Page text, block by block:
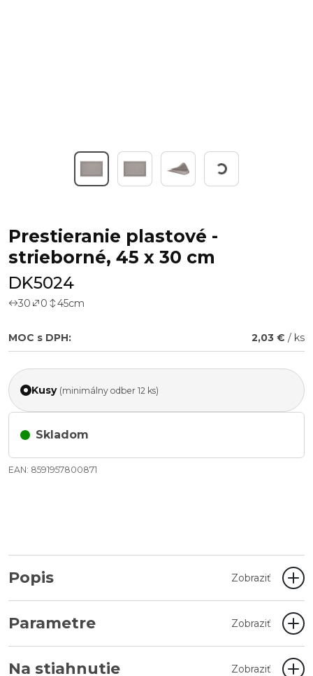
Working...
Prestieranie plastové -
strieborné, 45 x 30 cm
DK5024
30 0 45cm
MOC s DPH: 2,03 € / ks
Kusy (minimálny odber 12 ks)
Skladom
EAN: 8591957800871
Popis Zobraziť
Parametre Zobraziť
Na stiahnutie Zobraziť